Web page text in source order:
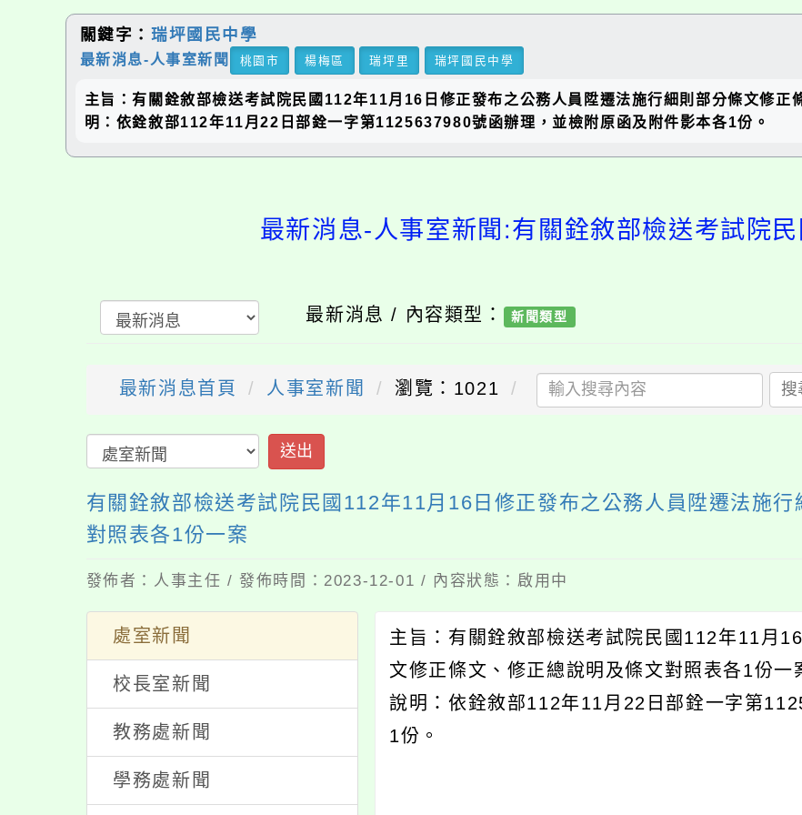
關鍵字： 瑞坪國民中學
最新消息-人事室新聞 桃園市 楊梅區 瑞坪里 瑞坪國民中學
主旨：有關銓敘部檢送考試院民國112年11月16日修正發布之公務人員陞遷法施行細則部分條文修正
明：依銓敘部112年11月22日部銓一字第1125637980號函辦理，並檢附原函及附件影本各1份。
最新消息-人事室新聞:有關銓敘部檢送考試院
最新消息 / 內容類型： 新聞類型
最新消息首頁 人事室新聞 瀏覽：1021 搜
送出
有關銓敘部檢送考試院民國112年11月16日修正發布之公務人員陞遷法施
對照表各1份一案
發佈者：人事主任 / 發佈時間：2023-12-01 / 內容狀態：啟用中
處室新聞
校長室新聞
教務處新聞
學務處新聞
主旨：有關銓敘部檢送考試院民國112年11月
文修正條文、修正總說明及條文對照表各1份一
說明：依銓敘部112年11月22日部銓一字第
1份。